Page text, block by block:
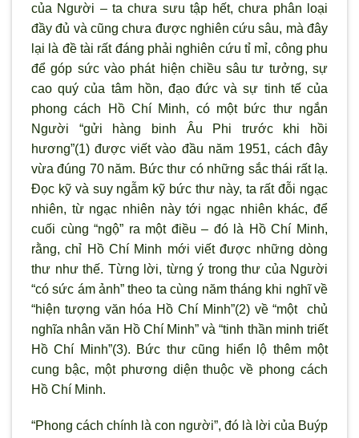
của Người – ta chưa sưu tập hết, chưa phân loại
đầy đủ và cũng chưa được nghiên cứu sâu, mà đây
lại là đề tài rất đáng phải nghiên cứu tỉ mỉ, công phu
để góp sức vào phát hiện chiều sâu tư tưởng, sự
cao quý của tâm hồn, đạo đức và sự tinh tế của
phong cách Hồ Chí Minh, có một bức thư ngắn
Người “gửi hàng binh Âu Phi trước khi hồi
hương”(1) được viết vào đầu năm 1951, cách đây
vừa đúng 70 năm. Bức thư có những sắc thái rất lạ.
Đọc kỹ và suy ngẫm kỹ bức thư này, ta rất đỗi ngạc
nhiên, từ ngạc nhiên này tới ngạc nhiên khác, để
cuối cùng “ngộ” ra một điều – đó là Hồ Chí Minh,
rằng, chỉ Hồ Chí Minh mới viết được những dòng
thư như thế. Từng lời, từng ý trong thư của Người
“có sức ám ảnh” theo ta cùng năm tháng khi nghĩ về
“hiện tượng văn hóa Hồ Chí Minh”(2)về “một chủ
nghĩa nhân văn Hồ Chí Minh” và “tinh thần minh triết
Hồ Chí Minh”(3). Bức thư cũng hiển lộ thêm một
cung bậc, một phương diện thuộc về phong cách
Hồ Chí Minh.
“Phong cách chính là con người”, đó là lời của Buýp